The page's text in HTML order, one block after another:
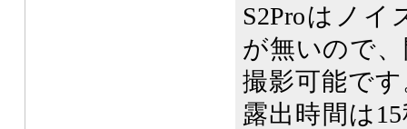
S2Proはノ
が無いので
撮影可能で
露出時間は